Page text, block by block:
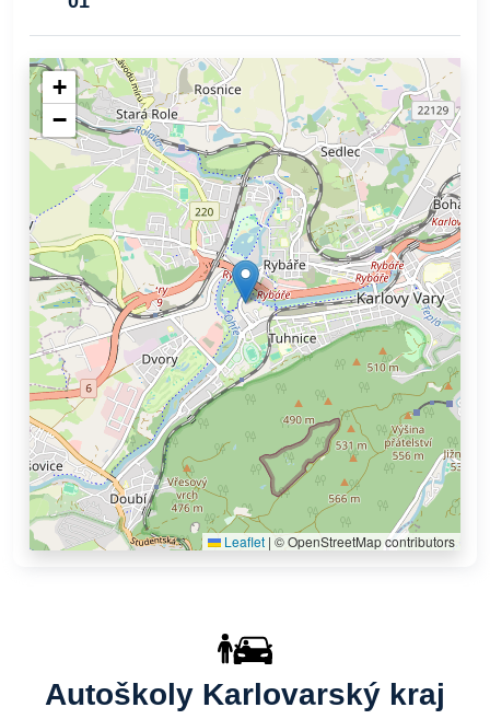
+
−
Leaflet | © OpenStreetMap contributors
Autoškoly Karlovarský kraj